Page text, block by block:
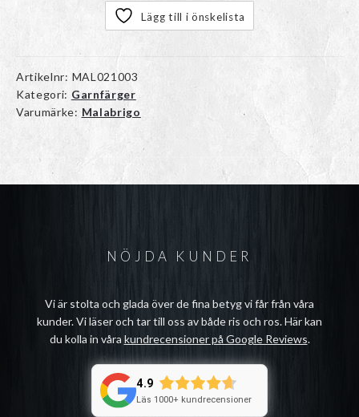
Lägg till i önskelista
Artikelnr: MAL021003
Kategori: Garnfärger
Varumärke: Malabrigo
NÖJDA KUNDER
Vi är stolta och glada över de fina betyg vi får från våra
kunder. Vi läser och tar till oss av både ris och ros. Här kan
du kolla in våra kundrecensioner på Google Reviews.
4.9
Läs 1000+ kundrecensioner